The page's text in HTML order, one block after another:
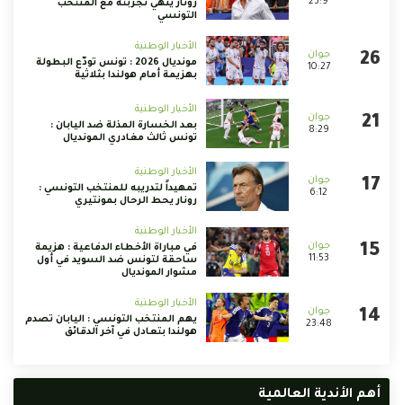
رونار ينهي تجربته مع المنتخب
التونسي
10:27
الأخبار الوطنية
مونديال 2026 : تونس تودّع البطولة
بهزيمة أمام هولندا بثلاثية
8:29
الأخبار الوطنية
بعد الخسارة المذلة ضد اليابان :
تونس ثالث مغادري المونديال
6:12
الأخبار الوطنية
تمهيداً لتدريبه للمنتخب التونسي :
رونار يحط الرحال بمونتيري
11:53
الأخبار الوطنية
في مباراة الأخطاء الدفاعية : هزيمة
ساحقة لتونس ضد السويد في أول
مشوار المونديال
23:48
الأخبار الوطنية
يهم المنتخب التونسي : اليابان تصدم
هولندا بتعادل في آخر الدقائق
أهم الأندية العالمية